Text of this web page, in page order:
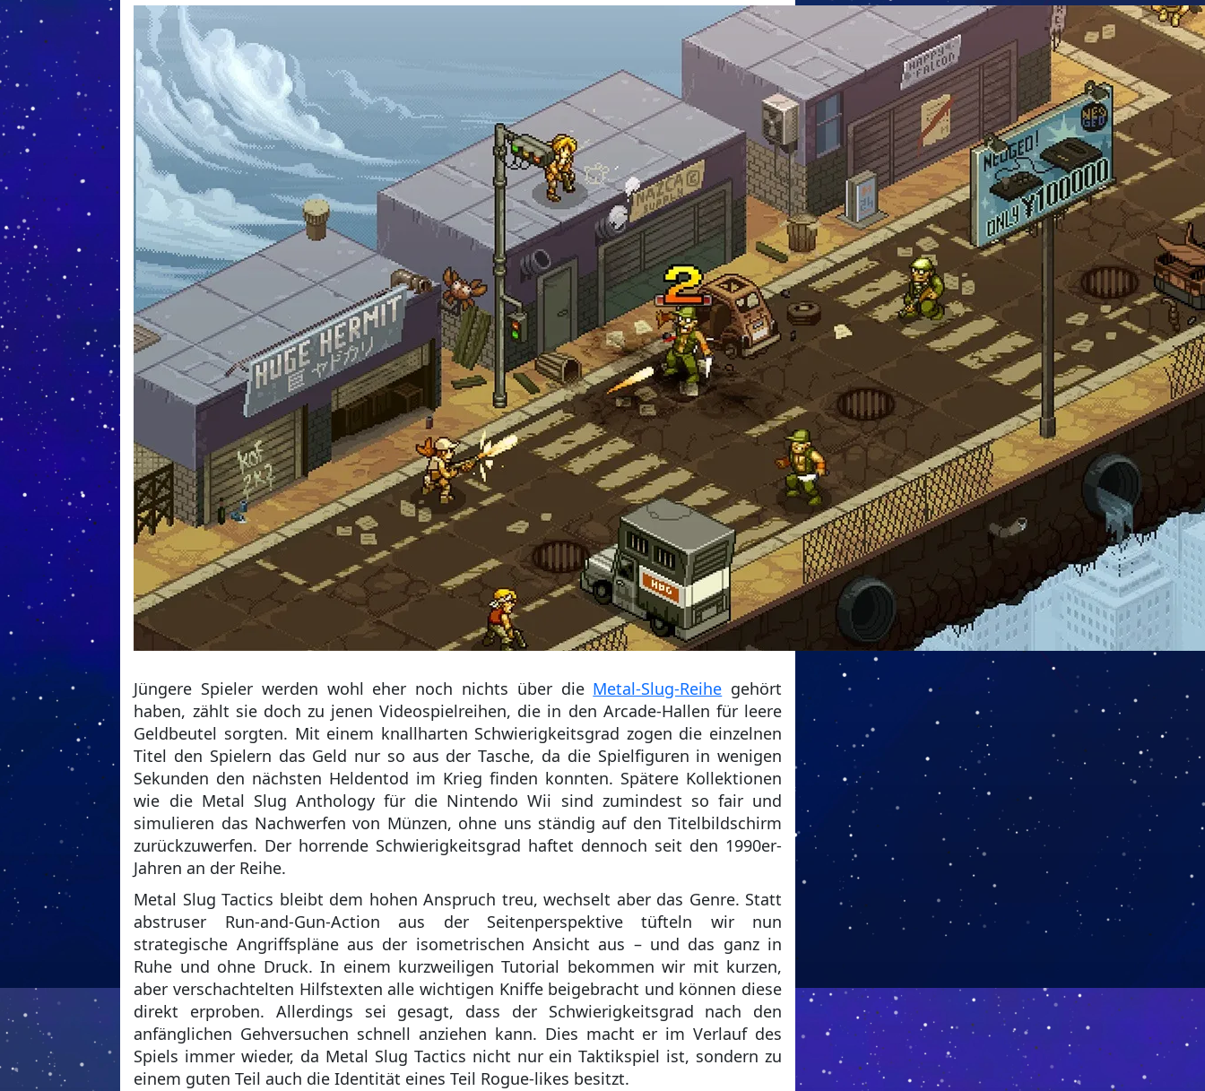
Jüngere Spieler werden wohl eher noch nichts über die Metal-Slug-Reihe gehört
haben, zählt sie doch zu jenen Videospielreihen, die in den Arcade-Hallen für leere
Geldbeutel sorgten. Mit einem knallharten Schwierigkeitsgrad zogen die einzelnen
Titel den Spielern das Geld nur so aus der Tasche, da die Spielfiguren in wenigen
Sekunden den nächsten Heldentod im Krieg finden konnten. Spätere Kollektionen
wie die Metal Slug Anthology für die Nintendo Wii sind zumindest so fair und
simulieren das Nachwerfen von Münzen, ohne uns ständig auf den Titelbildschirm
zurückzuwerfen. Der horrende Schwierigkeitsgrad haftet dennoch seit den 1990er-
Jahren an der Reihe.
Metal Slug Tactics bleibt dem hohen Anspruch treu, wechselt aber das Genre. Statt
abstruser Run-and-Gun-Action aus der Seitenperspektive tüfteln wir nun
strategische Angriffspläne aus der isometrischen Ansicht aus – und das ganz in
Ruhe und ohne Druck. In einem kurzweiligen Tutorial bekommen wir mit kurzen,
aber verschachtelten Hilfstexten alle wichtigen Kniffe beigebracht und können diese
direkt erproben. Allerdings sei gesagt, dass der Schwierigkeitsgrad nach den
anfänglichen Gehversuchen schnell anziehen kann. Dies macht er im Verlauf des
Spiels immer wieder, da Metal Slug Tactics nicht nur ein Taktikspiel ist, sondern zu
einem guten Teil auch die Identität eines Teil Rogue-likes besitzt.